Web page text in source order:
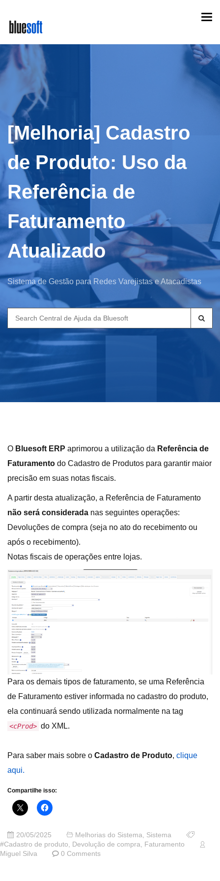
main
content
[Melhoria] Cadastro
de Produto: Uso da
Referência de
Faturamento
Atualizado
Sistema de Gestão para Redes Varejistas e Atacadistas
Search
for:
O Bluesoft ERP aprimorou a utilização da Referência de
Faturamento do Cadastro de Produtos para garantir maior
precisão em suas notas fiscais.
A partir desta atualização, a Referência de Faturamento
não será considerada nas seguintes operações:
Devoluções de compra (seja no ato do recebimento ou
após o recebimento).
Notas fiscais de operações entre lojas.
Para os demais tipos de faturamento, se uma Referência
de Faturamento estiver informada no cadastro do produto,
ela continuará sendo utilizada normalmente na tag
<cProd> do XML.
Para saber mais sobre o Cadastro de Produto, clique
aqui.
Compartilhe isso:
20/05/2025 Melhorias do Sistema
Sistema
#Cadastro de produto
Devolução de compra
Faturamento
Miguel Silva
0 Comments